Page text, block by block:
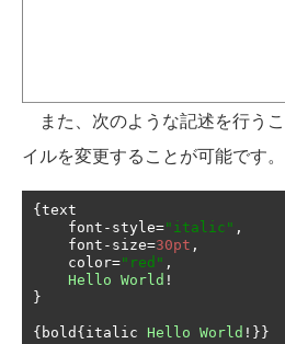
また、次のような記述を行う
イルを変更することが可能です。
{text
    font
- style="italic" ,
    font
- size=30pt ,
    color
="red" ,
Hello World !
}
{ bold {italic Hello World !}}